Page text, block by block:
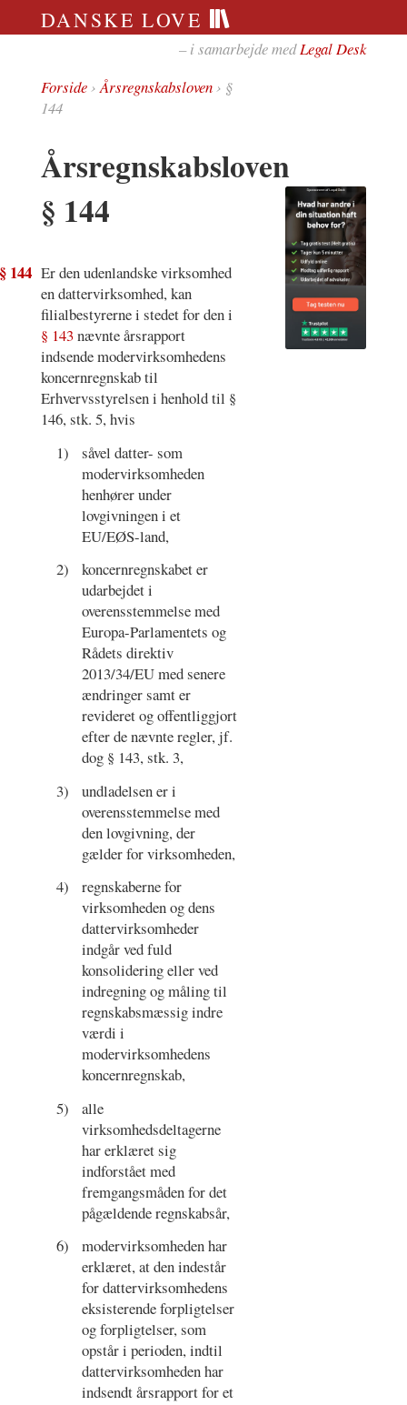
DANSKE LOVE
– i samarbejde medLegal Desk
Forside›Årsregnskabsloven› §
144
Årsregnskabsloven
§ 144
144 Er den udenlandske virksomhed
en dattervirksomhed, kan
filialbestyrerne i stedet for den i
§ 143nævnte årsrapport
indsende modervirksomhedens
koncernregnskab til
Erhvervsstyrelsen i henhold til §
146, stk. 5, hvis
1)
såvel datter- som
modervirksomheden
henhører under
lovgivningen i et
EU/EØS-land,
2)
koncernregnskabet er
udarbejdet i
overensstemmelse med
Europa-Parlamentets og
Rådets direktiv
2013/34/EU med senere
ændringer samt er
revideret og offentliggjort
efter de nævnte regler, jf.
dog § 143, stk. 3,
3)
undladelsen er i
overensstemmelse med
den lovgivning, der
gælder for virksomheden,
4)
regnskaberne for
virksomheden og dens
dattervirksomheder
indgår ved fuld
konsolidering eller ved
indregning og måling til
regnskabsmæssig indre
værdi i
modervirksomhedens
koncernregnskab,
5)
alle
virksomhedsdeltagerne
har erklæret sig
indforstået med
fremgangsmåden for det
pågældende regnskabsår,
6)
modervirksomheden har
erklæret, at den indestår
for dattervirksomhedens
eksisterende forpligtelser
og forpligtelser, som
opstår i perioden, indtil
dattervirksomheden har
indsendt årsrapport for et